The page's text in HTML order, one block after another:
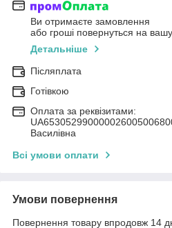
Ви отримаєте замовлення
або гроші повернуться на
Детальніше
Післяплата
Готівкою
Оплата за реквізитами:
Василівна
Всі умови оплати
Умови повернення
Повернення товару впродовж 14